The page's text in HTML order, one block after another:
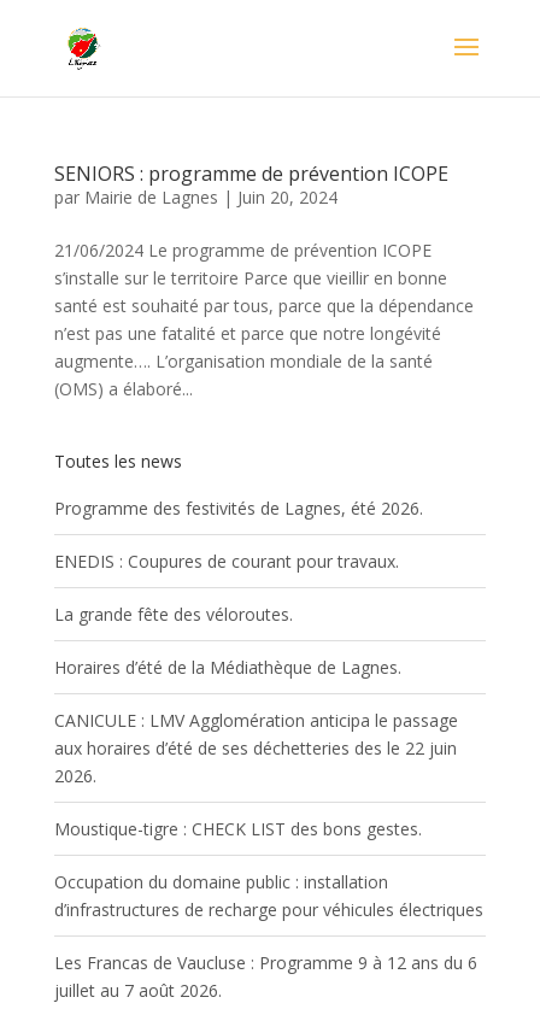
SENIORS : programme de prévention ICOPE
par Mairie de Lagnes | Juin 20, 2024
21/06/2024 Le programme de prévention ICOPE
s’installe sur le territoire Parce que vieillir en bonne
santé est souhaité par tous, parce que la dépendance
n’est pas une fatalité et parce que notre longévité
augmente…. L’organisation mondiale de la santé
(OMS) a élaboré...
Toutes les news
Programme des festivités de Lagnes, été 2026.
ENEDIS : Coupures de courant pour travaux.
La grande fête des véloroutes.
Horaires d’été de la Médiathèque de Lagnes.
CANICULE : LMV Agglomération anticipa le passage
aux horaires d’été de ses déchetteries des le 22 juin
2026.
Moustique-tigre : CHECK LIST des bons gestes.
Occupation du domaine public : installation
d’infrastructures de recharge pour véhicules électriques
Les Francas de Vaucluse : Programme 9 à 12 ans du 6
juillet au 7 août 2026.